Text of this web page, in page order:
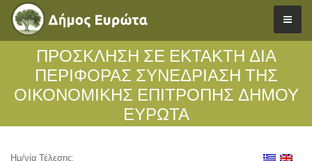
ΠΡΟΣΚΛΗΣΗ ΣΕ ΕΚΤΑΚΤΗ ΔΙΑ
ΠΕΡΙΦΟΡΑΣ ΣΥΝΕΔΡΙΑΣΗ ΤΗΣ
ΟΙΚΟΝΟΜΙΚΗΣ ΕΠΙΤΡΟΠΗΣ ΔΗΜΟΥ
ΕΥΡΩΤΑ
Ημ/νία Τέλεσης: